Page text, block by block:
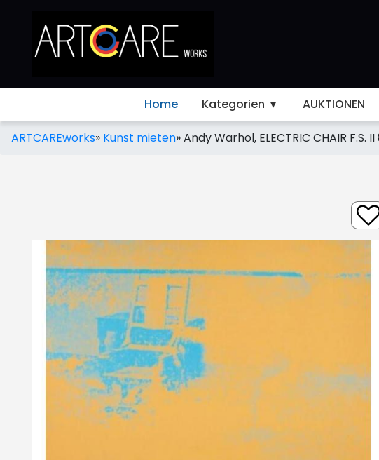
Home Kategorien AUKTIONEN
ARTCAREworks» Kunst mieten»Andy Warhol, ELECTRIC CHAIR F.S.